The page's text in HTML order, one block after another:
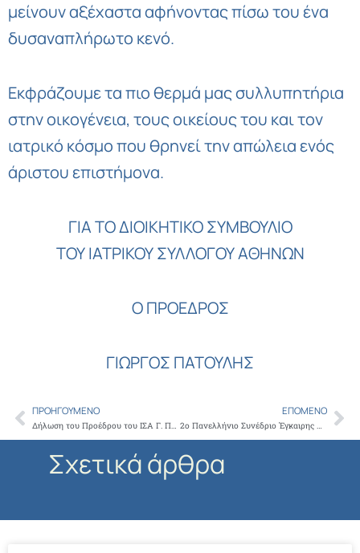
μείνουν αξέχαστα αφήνοντας πίσω του ένα
δυσαναπλήρωτο κενό.
Εκφράζουμε τα πιο θερμά μας συλλυπητήρια
στην οικογένεια, τους οικείους του και τον
ιατρικό κόσμο που θρηνεί την απώλεια ενός
άριστου επιστήμονα.
ΓΙΑ ΤΟ ΔΙΟΙΚΗΤΙΚΟ ΣΥΜΒΟΥΛΙΟ
ΤΟΥ ΙΑΤΡΙΚΟΥ ΣΥΛΛΟΓΟΥ ΑΘΗΝΩΝ
Ο ΠΡΟΕΔΡΟΣ
ΓΙΩΡΓΟΣ ΠΑΤΟΥΛΗΣ
Prev
ΠΡΟΗΓΟΎΜΕΝΟ
Δήλωση του Προέδρου του ΙΣΑ Γ. Πατούλη για την Παγκόσμια Ημέρα Καρκίνου
ΕΠΌΜΕΝΟ
2ο Πανελλήνιο Συνέδριο Έγκαιρης Παρέμβασης στην Ψύχωση, 16-18 Οκτωβρίου 2026, Σύρος
Σχετικά άρθρα